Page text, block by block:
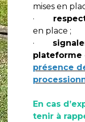
mises en
·
en place ;
·
plateforme
présence
En cas
tenir à